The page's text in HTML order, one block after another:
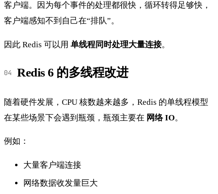
客户端。因为每个事件的处理都很快，循环转得足够快，
客户端感知不到自己在“排队”。
因此 Redis 可以用 单线程同时处理大量连接。
Redis 6 的多线程改进
随着硬件发展，CPU 核数越来越多，Redis 的单线程模型
在某些场景下会遇到瓶颈，瓶颈主要在 网络 IO。
例如：
大量客户端连接
网络数据收发量巨大